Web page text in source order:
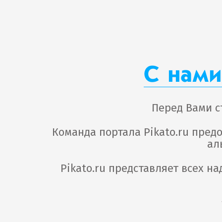
С
Перед Вами
Команда портала Pikato.ru
Pikato.ru представляет всех